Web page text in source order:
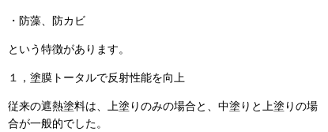
・防藻、防カビ
という特徴があります。
１，塗膜トータルで反射性能を向上
従来の遮熱塗料は、上塗りのみの場合と、中塗りと上塗りの場
合が一般的でした。